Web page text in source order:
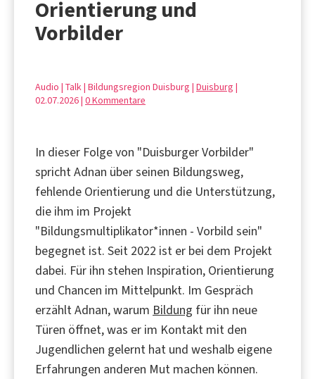
Orientierung und
Vorbilder
Audio | Talk | Bildungsregion Duisburg | Duisburg |
02.07.2026 | 0 Kommentare
In dieser Folge von "Duisburger Vorbilder"
spricht Adnan über seinen Bildungsweg,
fehlende Orientierung und die Unterstützung,
die ihm im Projekt
"Bildungsmultiplikator*innen - Vorbild sein"
begegnet ist. Seit 2022 ist er bei dem Projekt
dabei. Für ihn stehen Inspiration, Orientierung
und Chancen im Mittelpunkt. Im Gespräch
erzählt Adnan, warum Bildung für ihn neue
Türen öffnet, was er im Kontakt mit den
Jugendlichen gelernt hat und weshalb eigene
Erfahrungen anderen Mut machen können.